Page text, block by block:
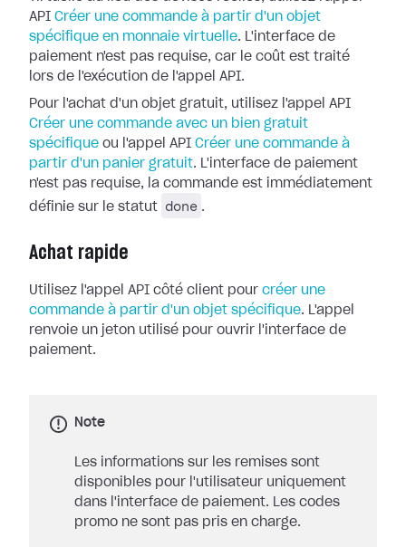
API Créer une commande à partir d'un objet
spécifique en monnaie virtuelle. L'interface de
paiement n'est pas requise, car le coût est traité
lors de l'exécution de l'appel API.
Pour l'achat d'un objet gratuit, utilisez l'appel API
Créer une commande avec un bien gratuit
spécifique ou l'appel API Créer une commande à
partir d'un panier gratuit. L'interface de paiement
n'est pas requise, la commande est immédiatement
définie sur le statut
done .
Achat rapide
Utilisez l'appel API côté client pour créer une
commande à partir d'un objet spécifique. L'appel
renvoie un jeton utilisé pour ouvrir l'interface de
paiement.
Note
Les informations sur les remises sont
disponibles pour l'utilisateur uniquement
dans l'interface de paiement. Les codes
promo ne sont pas pris en charge.